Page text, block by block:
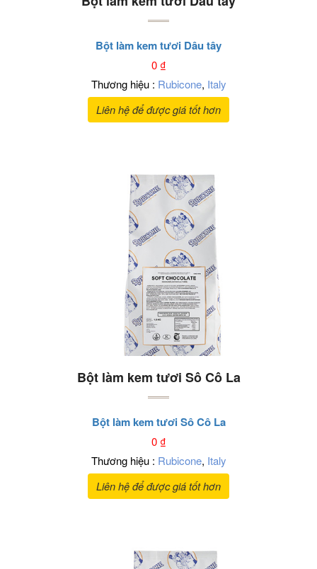
Bột làm kem tươi Dâu tây
0₫
Thương hiệu : Rubicone, Italy
Liên hệ để được giá tốt hơn
Bột làm kem tươi Sô Cô La
Bột làm kem tươi Sô Cô La
0₫
Thương hiệu : Rubicone, Italy
Liên hệ để được giá tốt hơn